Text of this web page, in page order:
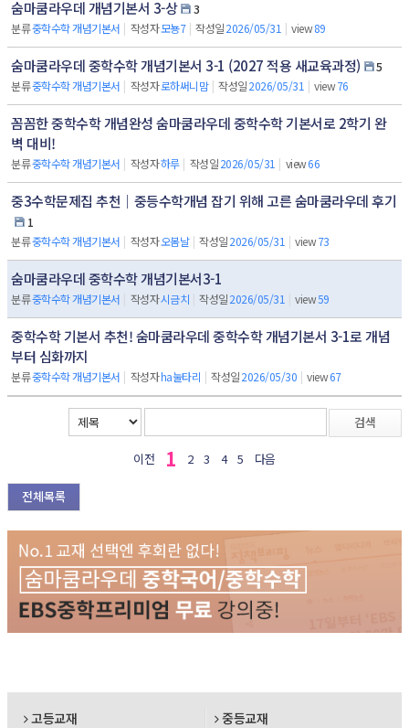
숨마쿰라우데 개념기본서 3-상
3
분류중학수학 개념기본서 | 작성자모뇽7 | 작성일2026/05/31 | view89
숨마쿰라우데 중학수학 개념기본서 3-1 (2027 적용 새교육과정)
5
분류중학수학 개념기본서 | 작성자로하써니맘 | 작성일2026/05/31 | view76
꼼꼼한 중학수학 개념완성 숨마쿰라우데 중학수학 기본서로 2학기 완
벽 대비!
분류중학수학 개념기본서 | 작성자하루 | 작성일2026/05/31 | view66
중3수학문제집 추천｜중등수학개념 잡기 위해 고른 숨마쿰라우데 후기
1
분류중학수학 개념기본서 | 작성자오봄날 | 작성일2026/05/31 | view73
숨마쿰라우데 중학수학 개념기본서3-1
분류중학수학 개념기본서 | 작성자시금치 | 작성일2026/05/31 | view59
중학수학 기본서 추천! 숨마쿰라우데 중학수학 개념기본서 3-1로 개념
부터 심화까지
분류중학수학 개념기본서 | 작성자ha눌타리 | 작성일2026/05/30 | view67
검색
이전 1 2 3 4 5 다음
전체목록
고등교재 중등교재